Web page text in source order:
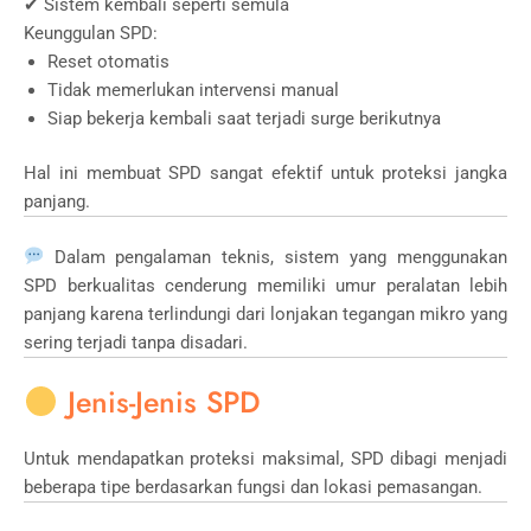
✔ Sistem kembali seperti semula
Keunggulan SPD:
Reset otomatis
Tidak memerlukan intervensi manual
Siap bekerja kembali saat terjadi surge berikutnya
Hal ini membuat SPD sangat efektif untuk proteksi jangka
panjang.
Dalam pengalaman teknis, sistem yang menggunakan
SPD berkualitas cenderung memiliki umur peralatan lebih
panjang karena terlindungi dari lonjakan tegangan mikro yang
sering terjadi tanpa disadari.
Jenis-Jenis SPD
Untuk mendapatkan proteksi maksimal, SPD dibagi menjadi
beberapa tipe berdasarkan fungsi dan lokasi pemasangan.